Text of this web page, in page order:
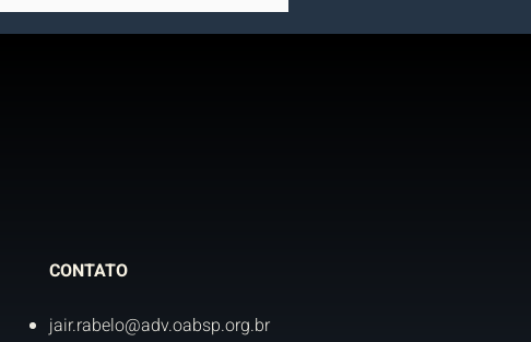
CONTATO
jair.rabelo@adv.oabsp.org.br